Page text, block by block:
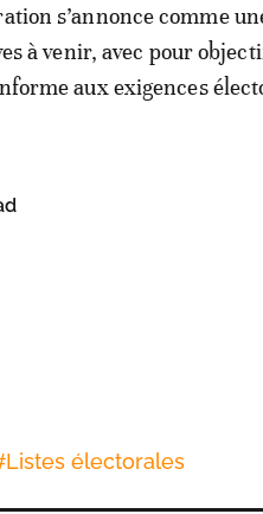
s’annonce comme
à venir, avec pour
aux exigences
Listes électorales